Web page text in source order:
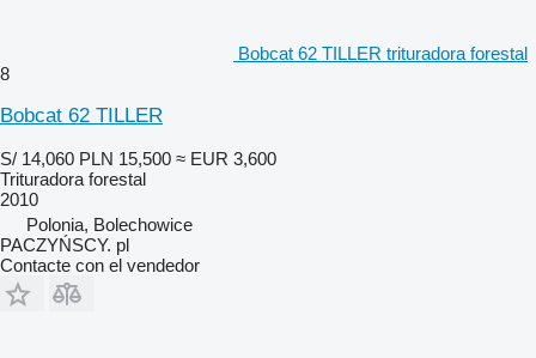
Bobcat 62 TILLER trituradora forestal
8
Bobcat 62 TILLER
S/ 14,060 PLN 15,500 ≈ EUR 3,600
Trituradora forestal
2010
Polonia, Bolechowice
PACZYŃSCY. pl
Contacte con el vendedor